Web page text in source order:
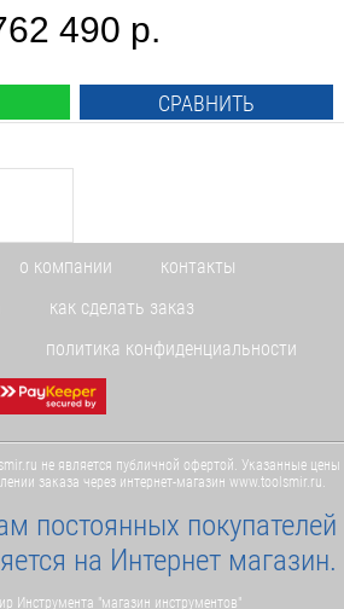
490 р.
СРАВНИТЬ
о компании
контакты
как сделать заказ
политика конфиденциальности
не является публичной офертой. Указанные цены
заказа через интернет-магазин www.toolsmir.ru.
постоянных покупателей
на Интернет магазин.
Инструмента "магазин инструментов"